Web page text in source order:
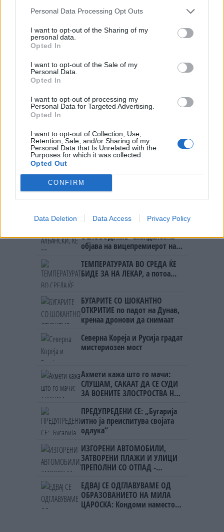
Personal Data Processing Opt Outs
I want to opt-out of the Sharing of my
personal data.
Opted In
I want to opt-out of the Sale of my
Personal Data.
Opted In
I want to opt-out of processing my
Personal Data for Targeted Advertising.
Opted In
I want to opt-out of Collection, Use,
Retention, Sale, and/or Sharing of my
Personal Data that Is Unrelated with the
Purposes for which it was collected.
Opted Out
CONFIRM
Data Deletion Data Access Privacy Policy
Со замрзнати овошја се
разладуваат животните во ЗОО
Скопје
НАЈЧИТАНИ ВО ПОСЛЕДНИ 7 ДЕНА
СЕ СПРЕМА МЕТЕОРОЛОШКИ
ИСТОРИСКО ОБЕДИНУВАЊЕ НА
МАКЕДОНЦИТЕ ВО СРБИЈА:
НАЦИОНАЛЕН СОЈУЗ
ОСЛОБОДИМЕ- Скандалозна
објава на вицепремиерот на
ТЕМПЕРАТУРАТА ВО СРЕДА ЌЕ
БИДЕ ЗА НА ЛЕКАР, а потоа...
БУГАРИТЕ СО ШОКАНТНО
ОТКРИТИЕ по падот на Дунав,
кренаа дронови да снимаат
Северна Кореја и Русија градат
мистериозен мост
Ахмети кажа што го мачи:
СЛУШАМ, САКААТ ДА СЕ СУДИ
ЗА ВОЕНИТЕ ЗЛОСТРОСТВА НА
ПРЕДУПРЕДЕНИ СЕ: „Бугарија
итно ја преиспитува својата
одлука“
ИЗГОРЕНИ АВТОМОБИЛИ,
ЗАТВОРЕНИ ПЛАЖИ И УЛИЦИ
ПРЕПОЛНИ СО ОТПАД -
мигрантскиот бран кон Сеута
ЕДВАЈ СЕ ОДГЛАВУВАМЕ ОД
ОБРАЗОВАНИЕТО НА МИЛА
ЦАРОСКА: Кондоми наместо